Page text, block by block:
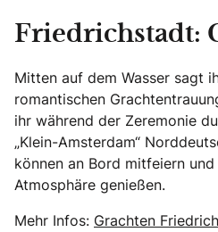
Friedrichstadt:
Mitten auf dem Wasser sagt
romantischen
ihr während der Zeremonie
„Klein-Amsterdam“
können an Bord mitfeiern
Atmosphäre genießen.
Mehr Infos: Grachten